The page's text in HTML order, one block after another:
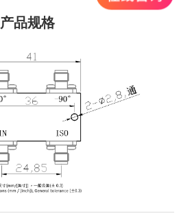
产品规格